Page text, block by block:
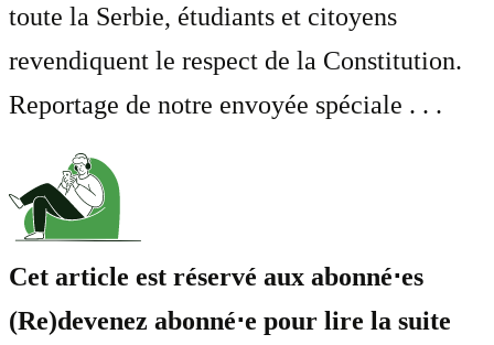
toute la Serbie, étudiants et citoyens
revendiquent le respect de la Constitution.
Reportage de notre envoyée spéciale . . .
Cet article est réservé aux abonné⋅es
(Re)devenez abonné⋅e pour lire la suite